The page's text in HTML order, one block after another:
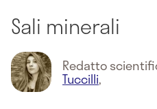
Sali minerali
Redatto
Tuccilli,